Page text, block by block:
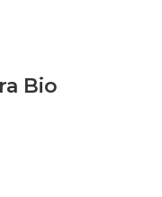
Bio